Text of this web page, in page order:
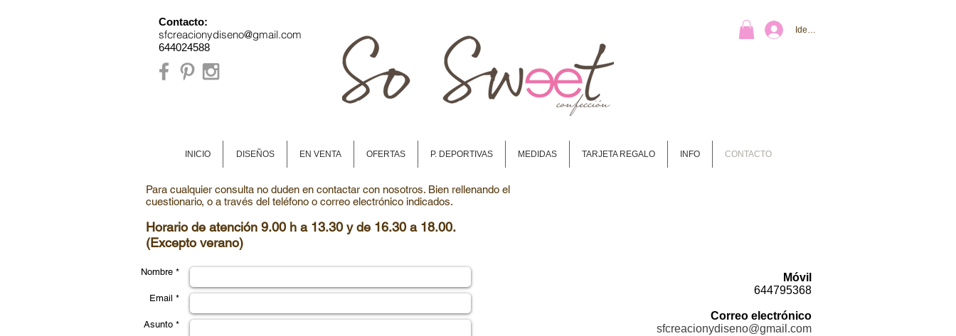
Contacto:
sfcreacionydiseno@gmail.com
644024588
Identifícate
INICIO DISEÑOS EN VENTA OFERTAS P. DEPORTIVAS MEDIDAS TARJETA REGALO INFO CONTACTO
Para cualquier consulta no duden en contactar con nosotros. Bien rellenando el
cuestionario, o a través del teléfono o correo electrónico indicados.
Horario de atención 9.00 h a 13.30 y de 16.30 a 18.00.
(Excepto verano)
Nombre *
Email *
Asunto *
Móvil
644795368
Correo electrónico
sfcreacionydiseno@gmail.com